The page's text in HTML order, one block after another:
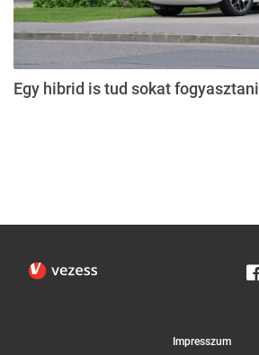
Egy hibrid is tud sokat fogyasztani
Impresszum